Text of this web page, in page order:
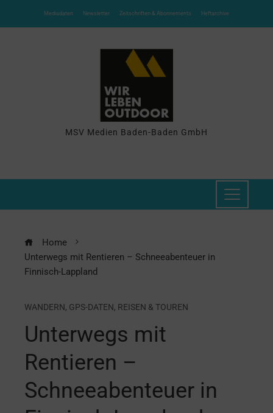
Mediadaten Newsletter Zeitschriften & Abonnements Heftarchive
MSV Medien Baden-Baden GmbH
Home
Unterwegs mit Rentieren – Schneeabenteuer in
Finnisch-Lappland
WANDERN, GPS-DATEN, REISEN & TOUREN
Unterwegs mit
Rentieren –
Schneeabenteuer in